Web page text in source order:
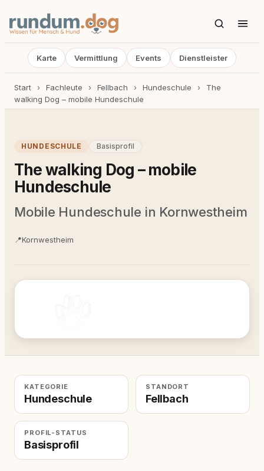
Karte Vermittlung Events Dienstleister
Start › Fachleute › Fellbach › Hundeschule ›
The
walking Dog – mobile Hundeschule
HUNDESCHULE Basisprofil
The walking Dog – mobile
Hundeschule
Mobile Hundeschule in Kornwestheim
📍Kornwestheim
KATEGORIE
Hundeschule
STANDORT
Fellbach
PROFIL-STATUS
Basisprofil